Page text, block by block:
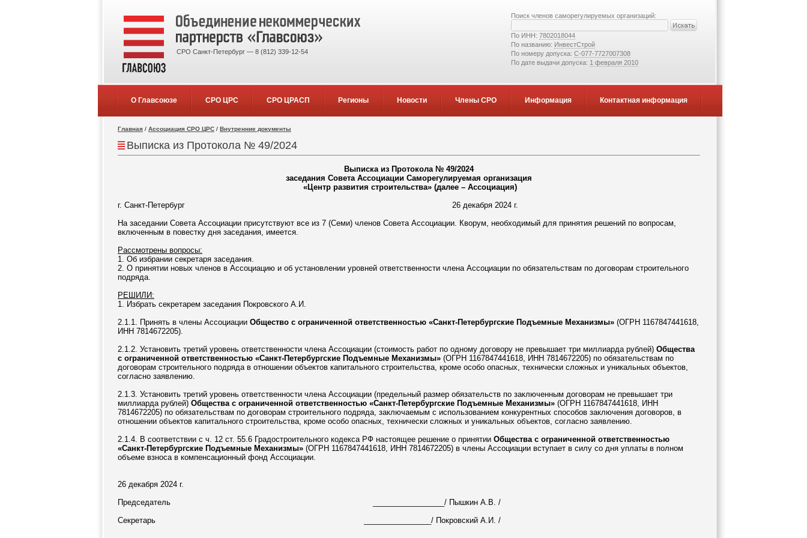
СРО Санкт-Петербург — 8 (812) 339-12-54
Поиск членов саморегулируемых организаций:
По ИНН: 7802018044
По названию: ИнвестСтрой
По номеру допуска: С-077-7727007308
По дате выдачи допуска: 1 февраля 2010
О Главсоюзе СРО ЦРС СРО ЦРАСП Регионы Новости Члены СРО Информация Контактная информация
Главная / Ассоциация СРО ЦРС / Внутренние документы
Выписка из Протокола № 49/2024
Выписка из Протокола № 49/2024
заседания Совета Ассоциации Саморегулируемая организация
«Центр развития строительства» (далее – Ассоциация)
г. Санкт-Петербург
26 декабря 2024 г.
На заседании Совета Ассоциации присутствуют все из 7 (Семи) членов Совета Ассоциации. Кворум, необходимый для принятия решений по вопросам,
включенным в повестку дня заседания, имеется.
Рассмотрены вопросы:
1. Об избрании секретаря заседания.
2. О принятии новых членов в Ассоциацию и об установлении уровней ответственности члена Ассоциации по обязательствам по договорам строительного
подряда.
РЕШИЛИ:
1. Избрать секретарем заседания Покровского А.И.
2.1.1. Принять в члены Ассоциации Общество с ограниченной ответственностью «Санкт-Петербургские Подъемные Механизмы» (ОГРН 1167847441618,
ИНН 7814672205).
2.1.2. Установить третий уровень ответственности члена Ассоциации (стоимость работ по одному договору не превышает три миллиарда рублей) Общества
с ограниченной ответственностью «Санкт-Петербургские Подъемные Механизмы» (ОГРН 1167847441618, ИНН 7814672205) по обязательствам по
договорам строительного подряда в отношении объектов капитального строительства, кроме особо опасных, технически сложных и уникальных объектов,
согласно заявлению.
2.1.3. Установить третий уровень ответственности члена Ассоциации (предельный размер обязательств по заключенным договорам не превышает три
миллиарда рублей) Общества с ограниченной ответственностью «Санкт-Петербургские Подъемные Механизмы» (ОГРН 1167847441618, ИНН
7814672205) по обязательствам по договорам строительного подряда, заключаемым с использованием конкурентных способов заключения договоров, в
отношении объектов капитального строительства, кроме особо опасных, технически сложных и уникальных объектов, согласно заявлению.
2.1.4. В соответствии с ч. 12 ст. 55.6 Градостроительного кодекса РФ настоящее решение о принятии Общества с ограниченной ответственностью
«Санкт-Петербургские Подъемные Механизмы» (ОГРН 1167847441618, ИНН 7814672205) в члены Ассоциации вступает в силу со дня уплаты в полном
объеме взноса в компенсационный фонд Ассоциации.
26 декабря 2024 г.
Председатель
Секретарь
_________________/ Пышкин А.В. /
________________/ Покровский А.И. /